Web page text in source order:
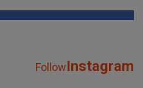
FollowInstagram